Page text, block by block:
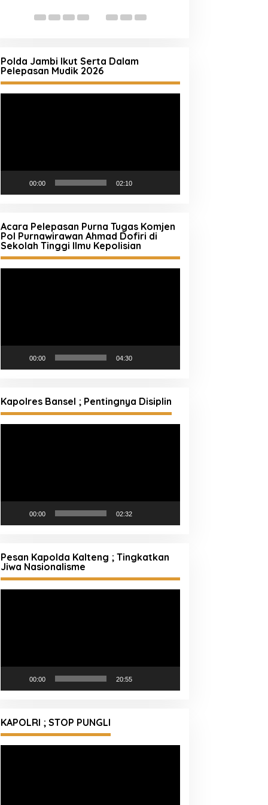
Polda Jambi Ikut Serta Dalam
Pelepasan Mudik 2026
00:00 02:10
Acara Pelepasan Purna Tugas Komjen
Pol Purnawirawan Ahmad Dofiri di
Sekolah Tinggi Ilmu Kepolisian
00:00 04:30
Kapolres Bansel ; Pentingnya Disiplin
00:00 02:32
Pesan Kapolda Kalteng ; Tingkatkan
Jiwa Nasionalisme
00:00 20:55
KAPOLRI ; STOP PUNGLI